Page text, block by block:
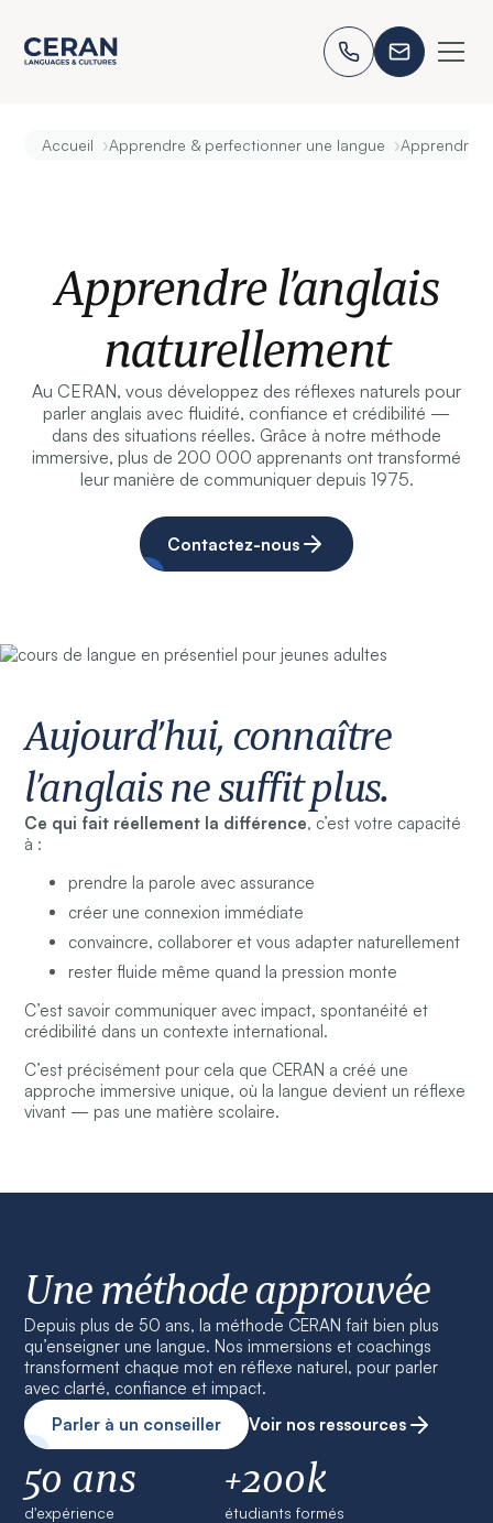
Accueil ›Apprendre & perfectionner une langue ›Apprendre
Apprendre l’anglais
naturellement
Au CERAN, vous développez des réflexes naturels pour
parler anglais avec fluidité, confiance et crédibilité —
dans des situations réelles. Grâce à notre méthode
immersive, plus de 200 000 apprenants ont transformé
leur manière de communiquer depuis 1975.
Contactez-nous
Aujourd’hui, connaître
l’anglais ne suffit plus.
Ce qui fait réellement la différence, c’est votre capacité
à :
prendre la parole avec assurance
créer une connexion immédiate
convaincre, collaborer et vous adapter naturellement
rester fluide même quand la pression monte
C’est savoir communiquer avec impact, spontanéité et
crédibilité dans un contexte international.
C’est précisément pour cela que CERAN a créé une
approche immersive unique, où la langue devient un réflexe
vivant — pas une matière scolaire.
Une méthode approuvée
Depuis plus de 50 ans, la méthode CERAN fait bien plus
qu’enseigner une langue. Nos immersions et coachings
transforment chaque mot en réflexe naturel, pour parler
avec clarté, confiance et impact.
Parler à un conseiller
Voir nos ressources
50 ans
d'expérience
+200k
étudiants formés